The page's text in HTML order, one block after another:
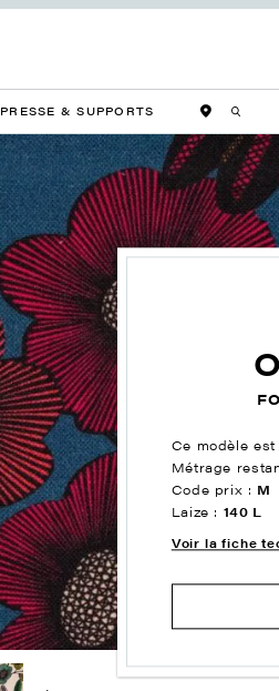
PRESSE & SUPPORTS
Ce modèle est
Métrage
Code prix : M
Laize : 140 L
Voir la fiche